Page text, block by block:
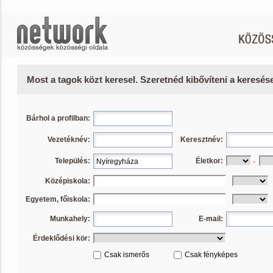
Most a tagok közt keresel. Szeretnéd kibővíteni a
Bárhol a profilban:
Vezetéknév: Keresztnév:
Település: Életkor: -
Középiskola:
Egyetem, főiskola:
Munkahely: E-mail:
Érdeklődési kör:
Csak ismerős
Csak fényképes